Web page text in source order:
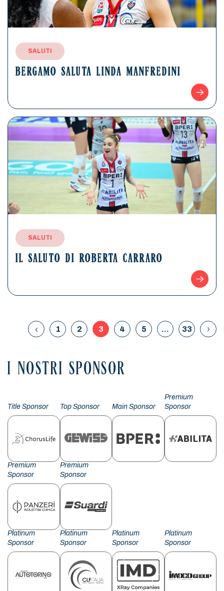
SALUTI
BERGAMO SALUTA LINDA MANFREDINI
SALUTI
IL SALUTO DI ROBERTA CARRARO
1 2 3 4 5 … 33
I NOSTRI SPONSOR
Title Sponsor Top Sponsor Main Sponsor
Premium
Sponsor
Premium
Sponsor
Premium
Sponsor
Platinum
Sponsor
Platinum
Sponsor
Platinum
Sponsor
Platinum
Sponsor